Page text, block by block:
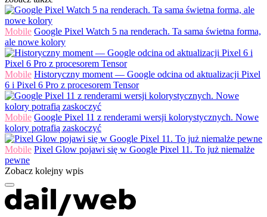
Mobile Google Pixel Watch 5 na renderach. Ta sama świetna forma,
ale nowe kolory
Mobile Historyczny moment — Google odcina od aktualizacji Pixel
6 i Pixel 6 Pro z procesorem Tensor
Mobile Google Pixel 11 z renderami wersji kolorystycznych. Nowe
kolory potrafią zaskoczyć
Mobile Pixel Glow pojawi się w Google Pixel 11. To już niemalże
pewne
Zobacz kolejny wpis